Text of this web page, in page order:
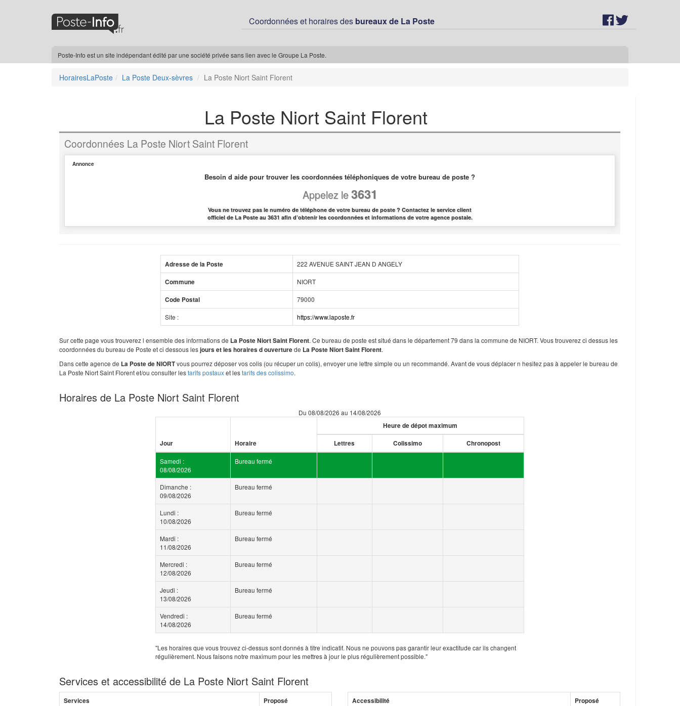
Coordonnées et horaires des bureaux de La Poste
Poste-Info est un site indépendant édité par une société privée sans lien avec le Groupe La Poste.
HorairesLaPoste La Poste Deux-sèvres La Poste Niort Saint Florent
La Poste Niort Saint Florent
Coordonnées La Poste Niort Saint Florent
Annonce
Besoin d aide pour trouver les coordonnées téléphoniques de votre bureau de poste ?
Appelez le3631
Vous ne trouvez pas le numéro de téléphone de votre bureau de poste ? Contactez le service client
officiel de La Poste au 3631 afin d’obtenir les coordonnées et informations de votre agence postale.
Adresse de la Poste 222 AVENUE SAINT JEAN D ANGELY
Commune NIORT
Code Postal 79000
Site : https://www.laposte.fr
Sur cette page vous trouverez l ensemble des informations de La Poste Niort Saint Florent. Ce bureau de poste est situé dans le département 79 dans la commune de NIORT. Vous trouverez ci dessus les
coordonnées du bureau de Poste et ci dessous lesjours et les horaires d ouverturede La Poste Niort Saint Florent.
Dans cette agence de La Poste de NIORTvous pourrez déposer vos colis (ou récuper un colis), envoyer une lettre simple ou un recommandé. Avant de vous déplacer n hesitez pas à appeler le bureau de
La Poste Niort Saint Florent et/ou consulter lestarifs postauxet lestarifs des colissimo.
Horaires de La Poste Niort Saint Florent
Du 08/08/2026 au 14/08/2026
Jour Horaire
Heure de dépot maximum
Lettres Colissimo Chronopost
Samedi :
08/08/2026
Bureau fermé
Dimanche :
09/08/2026
Bureau fermé
Lundi :
10/08/2026
Bureau fermé
Mardi :
11/08/2026
Bureau fermé
Mercredi :
12/08/2026
Bureau fermé
Jeudi :
13/08/2026
Bureau fermé
Vendredi :
14/08/2026
Bureau fermé
"Les horaires que vous trouvez ci-dessus sont donnés à titre indicatif. Nous ne pouvons pas garantir leur exactitude car ils changent
régulièrement. Nous faisons notre maximum pour les mettres à jour le plus régulièrement possible."
Services et accessibilité de La Poste Niort Saint Florent
Services Proposé Accessibilité Proposé